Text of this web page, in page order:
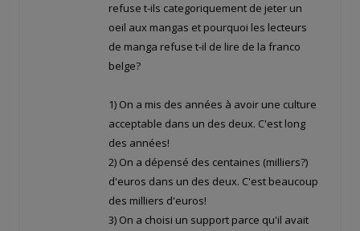
refuse t-ils categoriquement de jeter un
oeil aux mangas et pourquoi les lecteurs
de manga refuse t-il de lire de la franco
belge?
1) On a mis des années à avoir une culture
acceptable dans un des deux. C'est long
des années!
2) On a dépensé des centaines (milliers?)
d'euros dans un des deux. C'est beaucoup
des milliers d'euros!
3) On a choisi un support parce qu'il avait